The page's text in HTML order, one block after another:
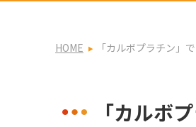
HOME 「カルボプラチン」
「カルボ